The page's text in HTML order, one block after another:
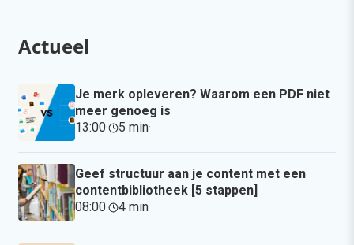
Actueel
Je merk opleveren? Waarom een PDF niet
meer genoeg is
13:00· 5 min·
Geef structuur aan je content met een
contentbibliotheek [5 stappen]
08:00· 4 min·